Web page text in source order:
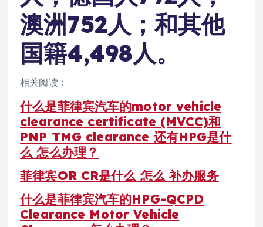
澳洲752人；和其他
国籍4,498人。
相关阅读：
什么是菲律宾汽车的motor vehicle
clearance certificate (MVCC)和
PNP TMG clearance 还有HPG是什
么 怎么办理？
菲律宾OR CR是什么 怎么 补办服务
什么是菲律宾汽车的HPG-QCPD
Clearance Motor Vehicle